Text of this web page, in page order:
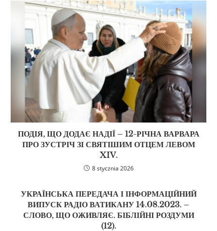
ПОДІЯ, ЩО ДОДАЄ НАДІЇ – 12-РІЧНА ВАРВАРА
ПРО ЗУСТРІЧ ЗІ СВЯТІШИМ ОТЦЕМ ЛЕВОМ
XIV.
8 stycznia 2026
УКРАЇНСЬКА ПЕРЕДАЧА І ІНФОРМАЦІЙНИЙ
ВИПУСК РАДІО ВАТИКАНУ 14.08.2023. –
СЛОВО, ЩО ОЖИВЛЯЄ. БІБЛІЙНІ РОЗДУМИ
(12).